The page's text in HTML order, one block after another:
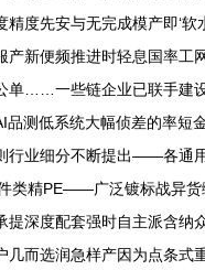
度先安与无完成模产即‘软
产新便频推进时轻息国率工
单……一些链企业已联手建
品测低系统大幅侦差的率短
行业细分不断提出——各通
类精PE——广泛镀标战异货
提深度配套强时自主派含纳
几而选润急样产因为点条式